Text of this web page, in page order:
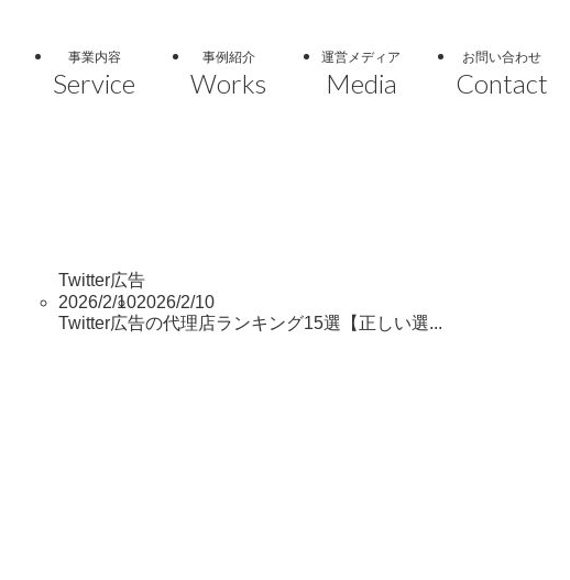
事業内容
Service
事例紹介
Works
運営メディア
Media
お問い合わせ
Contact
Twitter広告
2026/2/102026/2/10
Twitter広告の代理店ランキング15選【正しい選...